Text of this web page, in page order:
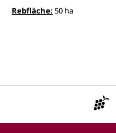
Rebfläche: 50 ha